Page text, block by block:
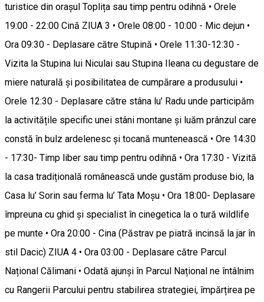
turistice din orașul Toplița sau timp pentru odihnă • Orele
19:00 - 22:00 Cină ZIUA 3 • Orele 08:00 - 10:00 - Mic dejun •
Ora 09:30 - Deplasare către Stupină • Orele 11:30-12:30 -
Vizita la Stupina lui Niculai sau Stupina Ileana cu degustare de
miere naturală și posibilitatea de cumpărare a produsului •
Orele 12:30 - Deplasare către stâna lu’ Radu unde participăm
la activitățile specific unei stâni montane și luăm prânzul care
constă în bulz ardelenesc și tocană muntenească • Ore 14:30
- 17:30- Timp liber sau timp pentru odihnă • Ora 17:30 - Vizită
la casa tradițională românească unde gustăm produse bio, la
Casa lu’ Sorin sau ferma lu’ Tata Moșu • Ora 18:00- Deplasare
împreuna cu ghid și specialist în cinegetica la o tură wildlife
pe munte • Ora 20:00 - Cina (Păstrav pe piatră incinsă la jar în
stil Dacic) ZIUA 4 • Ora 03:00 - Deplasare către Parcul
Național Călimani • Odată ajunși în Parcul Național ne întâlnim
cu Rangerii Parcului pentru stabilirea strategiei, împărțirea pe